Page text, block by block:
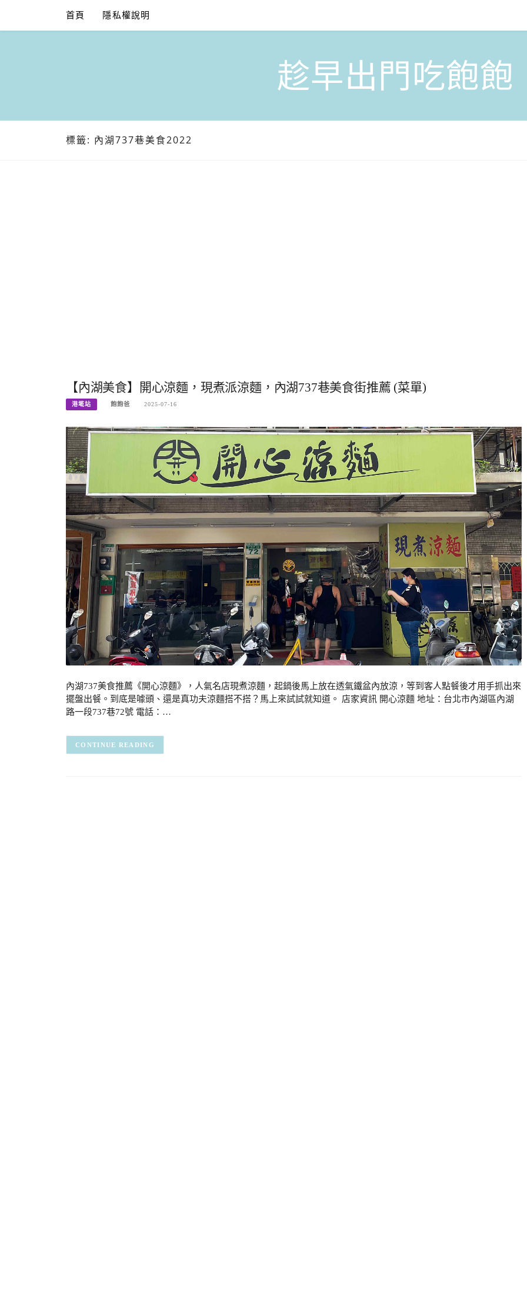
content
首頁 隱私權說明
趁早出門吃飽飽
標籤: 內湖737巷美食2022
【內湖美食】開心涼麵，現煮派涼麵，內湖737巷美食街推薦 (菜單)
港墘站 飽飽爸 2025-07-16
內湖737美食推薦《開心涼麵》，人氣名店現煮涼麵，起鍋後馬上放在透氣鐵盆內放涼，等到客人點餐後才用手抓出來
擺盤出餐。到底是噱頭、還是真功夫涼麵搭不搭？馬上來試試就知道。 店家資訊 開心涼麵 地址：台北市內湖區內湖
路一段737巷72號 電話：…
CONTINUE READING